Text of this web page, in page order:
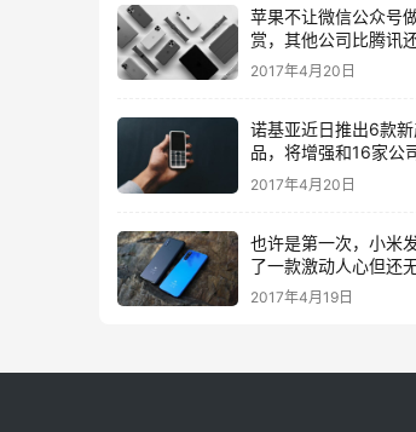
苹果不让微信公众号
赏，其他公司比腾讯
2017年4月20日
诺基亚近日推出6款新
品，将增强和16家公
作，VR领域发力明显
2017年4月20日
也许是第一次，小米
了一款激动人心但还
量产的手机
2017年4月19日